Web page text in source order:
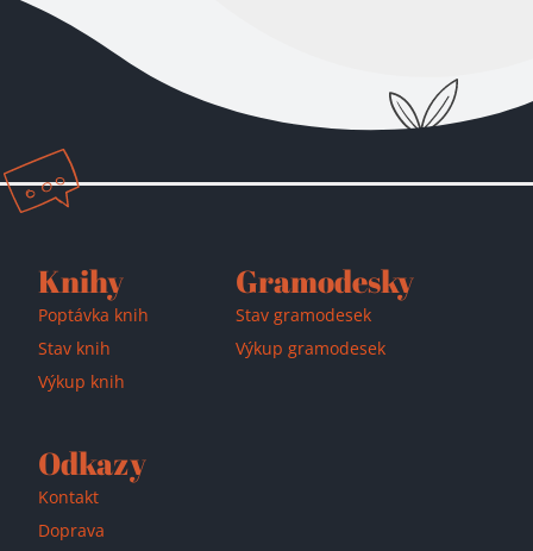
Přidáno do košíku!
Knihy
Poptávka knih
Stav knih
Výkup knih
Gramodesky
Stav gramodesek
Výkup gramodesek
Odkazy
Kontakt
Doprava